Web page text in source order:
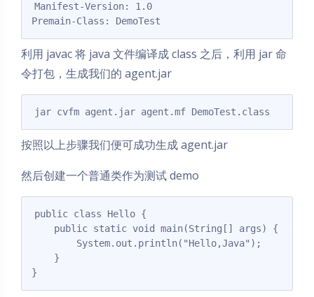
Manifest-Version: 1.0
利用 javac 将 java 文件编译成 class 之后，利用 jar 命
令打包，生成我们的 agent.jar
jar cvfm agent.jar agent.mf DemoTest.class
按照以上步骤我们便可成功生成 agent.jar
然后创建一个普通类作为测试 demo
public class Hello {
    public static void main(String[] args) {
        System.out.println("Hello,Java");
    }
}